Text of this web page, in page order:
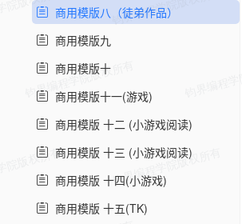
商用模版八（徒弟作品）
商用模版九
商用模版十
商用模版十一(游戏)
商用模版 十二 (小游戏阅读)
商用模版 十三 (小游戏阅读)
商用模版 十四(小游戏)
商用模版 十五(TK)